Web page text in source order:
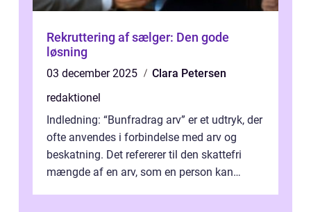
Rekruttering af sælger: Den gode
løsning
03 december 2025
Clara Petersen
redaktionel
Indledning: “Bunfradrag arv” er et udtryk, der
ofte anvendes i forbindelse med arv og
beskatning. Det refererer til den skattefri
mængde af en arv, som en person kan